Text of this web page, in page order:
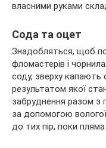
власними руками
Сода та оцет
Знадобляться, щоб
фломастерів і
соду, зверху капають
результатом якої
забруднення разом з
за допомогою
до тих пір, поки